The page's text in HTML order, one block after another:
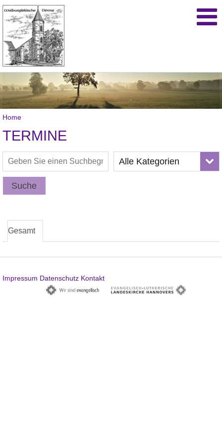
Home
TERMINE
Alle Kategorien
Suche
Gesamt
Impressum Datenschutz Kontakt